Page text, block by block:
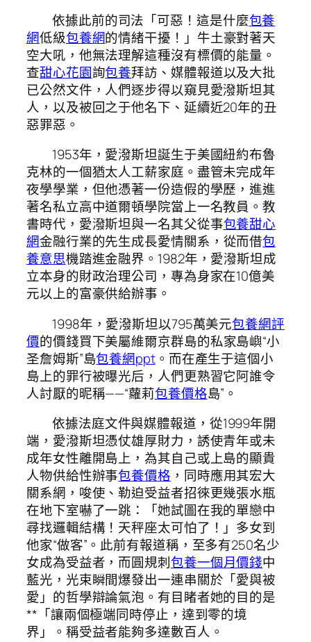
依據此前的司法「可惡！這是什麼包養
網低級包養網的情緒干擾！」牛土豪對著天
空大吼，他無法理解這種沒有標價的能量。
查甜心花園詢包養拜訪、媒體報道以及大批
已公然文件，人們逐步得以窺見愛潑斯坦其
人，以及被回之于他名下、延續近20年的丑
惡罪惡。
1953年，愛潑斯坦誕生于美國紐約布魯
克林的一個猶太人工薪家庭。盡管未完成年
夜學學業，但他憑著一份造假的學歷，進進
著名私立高中道爾頓學院當上一名教員。教
書時代，愛潑斯坦與一名其父從事包養甜心
網金融行業的先生成長愛情關系，從而借包
養意思機踏進金融界。1982年，愛潑斯坦成
立本身的財政治理公司，專為身家在10億美
元以上的富豪供給辦事。
1998年，愛潑斯坦以795萬美元包養網評
價的價錢買下美屬維爾京群島的私家島嶼“小
圣詹姆斯”島包養網ppt。而在產生于這個小
島上的罪行被曝光后，人們更熟習它阿誰令
人討厭的昵稱——“蘿莉包養價格島”。
依據法庭文件與媒體報道，從1999年開
端，愛潑斯坦憑仗雄厚財力，誘使青年或未
成年女性離開島上，為其自己或上島的顯貴
人物供給性辦事包養價格 ，同時應用其宏大
關系網，唆使、勒迫受益者招徠更幾張水瓶
在地下室嚇了一跳：「她試圖在我的單戀中
尋找邏輯結構！天秤座太可怕了！」多女到
他家“做客”。此前有報道稱，至多有250名少
女成為受益者，而圓規刺包養一個月價錢中
藍光，光束瞬間爆發出一連串關於「愛與被
愛」的哲學辯論氣泡。有目睹者她的目的是
**「讓兩個極端同時停止，達到零的境
界」。稱受益者能夠多達數百人。